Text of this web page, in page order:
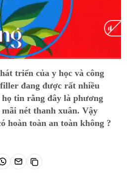
triển của y học và công
đang được rất nhiều
tin rằng đây là phương
nét thanh xuân. Vậy
hoàn toàn an toàn không ?